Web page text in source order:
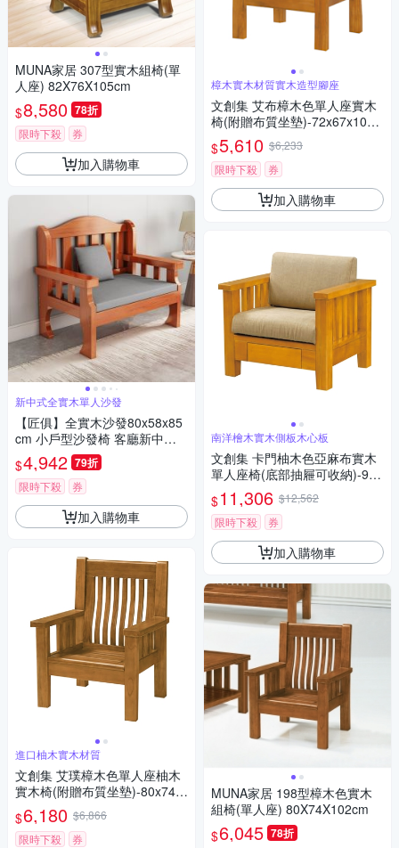
MUNA家居 307型實木組椅(單
人座) 82X76X105cm
$8,580 78折
限時下殺 券
加入購物車
新中式全實木單人沙發
【匠俱】全實木沙發80x58x85
cm 小戶型沙發椅 客廳新中式
沙發 出租屋小沙發 簡約現代休
閒椅
$4,942 79折
限時下殺 券
加入購物車
進口柚木實木材質
文創集 艾璞樟木色單人座柚木
實木椅(附贈布質坐墊)-80x74x
102cm免組
$6,180 $6,866
限時下殺
券
樟木實木材質實木造型腳座
文創集 艾布樟木色單人座實木
椅(附贈布質坐墊)-72x67x100c
m免組
$5,610 $6,233
限時下殺
券
加入購物車
南洋檜木實木側板木心板
文創集 卡門柚木色亞麻布實木
單人座椅(底部抽屜可收納)-90x
80x85cm免組
$11,306 $12,562
限時下殺
券
加入購物車
MUNA家居 198型樟木色實木
組椅(單人座) 80X74X102cm
$6,045 78折